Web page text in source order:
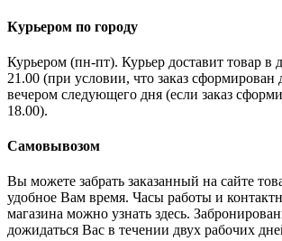
Курьером по городу
Курьером (пн-пт). Курьер доставит товар в
21.00 (при условии, что заказ сформирован
вечером следующего дня (если заказ
18.00).
Самовывозом
Вы можете забрать заказанный на сайте
удобное Вам время. Часы работы и
магазина можно узнать здесь.
дожидаться Вас в течении двух рабочих